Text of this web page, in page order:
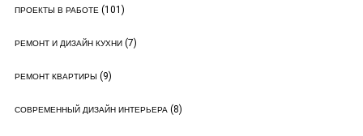
ПРОЕКТЫ В РАБОТЕ(101)
РЕМОНТ И ДИЗАЙН КУХНИ(7)
РЕМОНТ КВАРТИРЫ (9)
СОВРЕМЕННЫЙ ДИЗАЙН ИНТЕРЬЕРА(8)